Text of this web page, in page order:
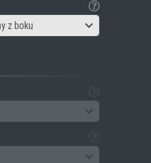
z boku